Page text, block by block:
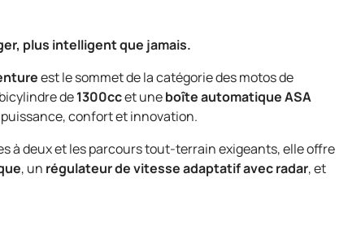
plus intelligent que jamais.
est le sommet de la catégorie des motos de
de1300ccet uneboîte automatique ASA
puissance, confort et innovation.
à deux et les parcours tout-terrain exigeants, elle offre
, un régulateur de vitesse adaptatif avec radar, et